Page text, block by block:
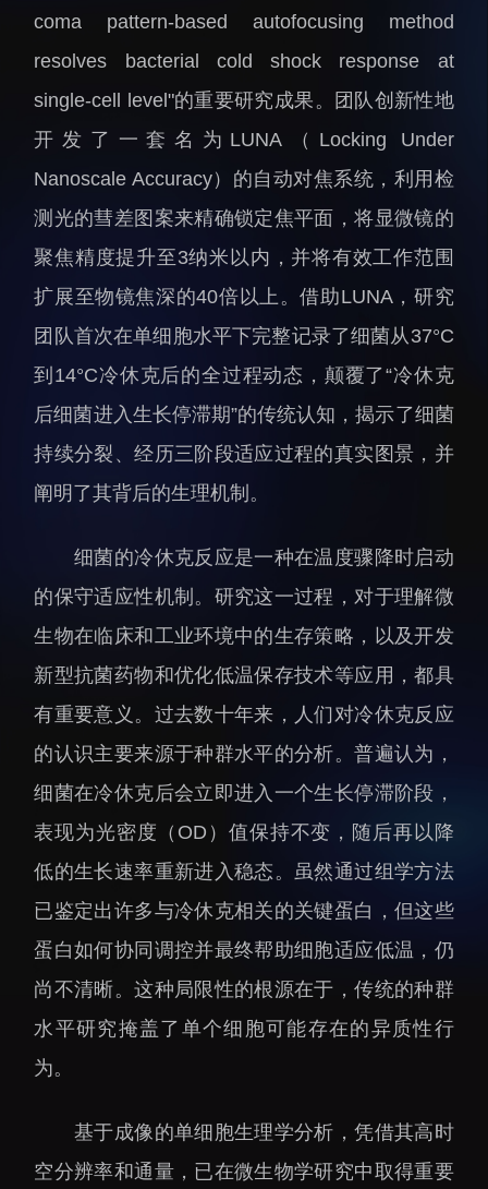
产业发展中心
科研进展
科研诚信与伦理委员会
实验动物管理
分析测试中心
实验室建设与管理
生物安全管理
要闻播报
科研进展
综合新闻
合作交流
学术活动
媒体报道
档案频道
刊物与文化
教育概况
招生信息
学位培养
学生工作
学生就业
教育动态
学生活动
先进榜YOUNG
体育与健康
讲座信息
交流动态
国合项目
转移转化
coma pattern-based autofocusing method
resolves bacterial cold shock response at
single-cell level"的重要研究成果。团队创新性地
开发了一套名为LUNA（Locking Under
Nanoscale Accuracy）的自动对焦系统，利用检
测光的彗差图案来精确锁定焦平面，将显微镜的
聚焦精度提升至3纳米以内，并将有效工作范围
扩展至物镜焦深的40倍以上。借助LUNA，研究
团队首次在单细胞水平下完整记录了细菌从37°C
到14°C冷休克后的全过程动态，颠覆了“冷休克
后细菌进入生长停滞期”的传统认知，揭示了细菌
持续分裂、经历三阶段适应过程的真实图景，并
阐明了其背后的生理机制。
细菌的冷休克反应是一种在温度骤降时启动
的保守适应性机制。研究这一过程，对于理解微
生物在临床和工业环境中的生存策略，以及开发
新型抗菌药物和优化低温保存技术等应用，都具
有重要意义。过去数十年来，人们对冷休克反应
的认识主要来源于种群水平的分析。普遍认为，
细菌在冷休克后会立即进入一个生长停滞阶段，
表现为光密度（OD）值保持不变，随后再以降
低的生长速率重新进入稳态。虽然通过组学方法
已鉴定出许多与冷休克相关的关键蛋白，但这些
蛋白如何协同调控并最终帮助细胞适应低温，仍
尚不清晰。这种局限性的根源在于，传统的种群
水平研究掩盖了单个细胞可能存在的异质性行
为。
基于成像的单细胞生理学分析，凭借其高时
空分辨率和通量，已在微生物学研究中取得重要